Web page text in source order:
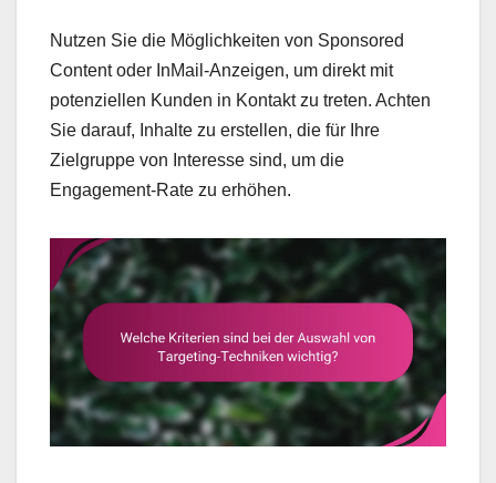
Nutzen Sie die Möglichkeiten von Sponsored
Content oder InMail-Anzeigen, um direkt mit
potenziellen Kunden in Kontakt zu treten. Achten
Sie darauf, Inhalte zu erstellen, die für Ihre
Zielgruppe von Interesse sind, um die
Engagement-Rate zu erhöhen.